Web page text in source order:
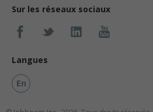
Sur les réseaux sociaux
Langues
En